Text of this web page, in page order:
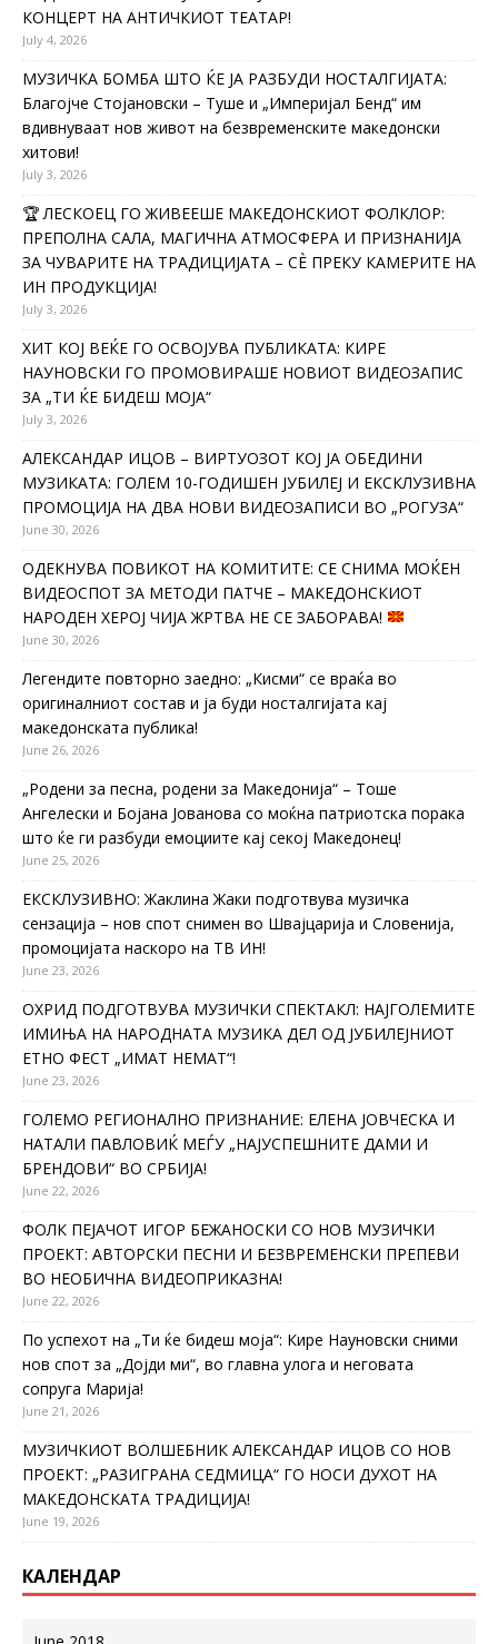
КОНЦЕРТ НА АНТИЧКИОТ ТЕАТАР!
July 4, 2026
МУЗИЧКА БОМБА ШТО ЌЕ ЈА РАЗБУДИ НОСТАЛГИЈАТА:
Благојче Стојановски – Туше и „Империјал Бенд“ им
вдивнуваат нов живот на безвременските македонски
хитови!
July 3, 2026
🏆 ЛЕСКОЕЦ ГО ЖИВЕЕШЕ МАКЕДОНСКИОТ ФОЛКЛОР:
ПРЕПОЛНА САЛА, МАГИЧНА АТМОСФЕРА И ПРИЗНАНИЈА
ЗА ЧУВАРИТЕ НА ТРАДИЦИЈАТА – СÈ ПРЕКУ КАМЕРИТЕ НА
ИН ПРОДУКЦИЈА!
July 3, 2026
ХИТ КОЈ ВЕЌЕ ГО ОСВОЈУВА ПУБЛИКАТА: КИРЕ
НАУНОВСКИ ГО ПРОМОВИРАШЕ НОВИОТ ВИДЕОЗАПИС
ЗА „ТИ ЌЕ БИДЕШ МОЈА“
July 3, 2026
АЛЕКСАНДАР ИЦОВ – ВИРТУОЗОТ КОЈ ЈА ОБЕДИНИ
МУЗИКАТА: ГОЛЕМ 10-ГОДИШЕН ЈУБИЛЕЈ И ЕКСКЛУЗИВНА
ПРОМОЦИЈА НА ДВА НОВИ ВИДЕОЗАПИСИ ВО „РОГУЗА“
June 30, 2026
ОДЕКНУВА ПОВИКОТ НА КОМИТИТЕ: СЕ СНИМА МОЌЕН
ВИДЕОСПОТ ЗА МЕТОДИ ПАТЧЕ – МАКЕДОНСКИОТ
НАРОДЕН ХЕРОЈ ЧИЈА ЖРТВА НЕ СЕ ЗАБОРАВА!
June 30, 2026
Легендите повторно заедно: „Кисми“ се враќа во
оригиналниот состав и ја буди носталгијата кај
македонската публика!
June 26, 2026
„Родени за песна, родени за Македонија“ – Тоше
Ангелески и Бојана Јованова со моќна патриотска порака
што ќе ги разбуди емоциите кај секој Македонец!
June 25, 2026
ЕКСКЛУЗИВНО: Жаклина Жаки подготвува музичка
сензација – нов спот снимен во Швајцарија и Словенија,
промоцијата наскоро на ТВ ИН!
June 23, 2026
ОХРИД ПОДГОТВУВА МУЗИЧКИ СПЕКТАКЛ: НАЈГОЛЕМИТЕ
ИМИЊА НА НАРОДНАТА МУЗИКА ДЕЛ ОД ЈУБИЛЕЈНИОТ
ЕТНО ФЕСТ „ИМАТ НЕМАТ“!
June 23, 2026
ГОЛЕМО РЕГИОНАЛНО ПРИЗНАНИЕ: ЕЛЕНА ЈОВЧЕСКА И
НАТАЛИ ПАВЛОВИЌ МЕЃУ „НАЈУСПЕШНИТЕ ДАМИ И
БРЕНДОВИ“ ВО СРБИЈА!
June 22, 2026
ФОЛК ПЕЈАЧОТ ИГОР БЕЖАНОСКИ СО НОВ МУЗИЧКИ
ПРОЕКТ: АВТОРСКИ ПЕСНИ И БЕЗВРЕМЕНСКИ ПРЕПЕВИ
ВО НЕОБИЧНА ВИДЕОПРИКАЗНА!
June 22, 2026
По успехот на „Ти ќе бидеш моја“: Кире Науновски сними
нов спот за „Дојди ми“, во главна улога и неговата
сопруга Марија!
June 21, 2026
МУЗИЧКИОТ ВОЛШЕБНИК АЛЕКСАНДАР ИЦОВ СО НОВ
ПРОЕКТ: „РАЗИГРАНА СЕДМИЦА“ ГО НОСИ ДУХОТ НА
МАКЕДОНСКАТА ТРАДИЦИЈА!
June 19, 2026
КАЛЕНДАР